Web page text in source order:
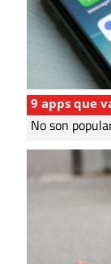
9 apps que
No son